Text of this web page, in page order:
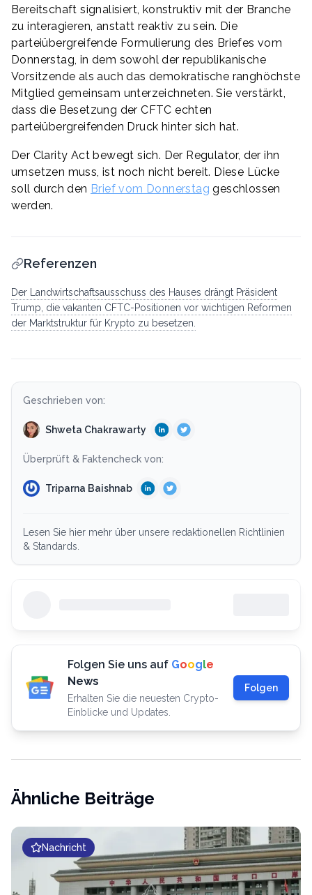
Bereitschaft signalisiert, konstruktiv mit der Branche
zu interagieren, anstatt reaktiv zu sein. Die
parteiübergreifende Formulierung des Briefes vom
Donnerstag, in dem sowohl der republikanische
Vorsitzende als auch das demokratische ranghöchste
Mitglied gemeinsam unterzeichneten. Sie verstärkt,
dass die Besetzung der CFTC echten
parteiübergreifenden Druck hinter sich hat.
Der Clarity Act bewegt sich. Der Regulator, der ihn
umsetzen muss, ist noch nicht bereit. Diese Lücke
soll durch den Brief vom Donnerstag geschlossen
werden.
Referenzen
Der Landwirtschaftsausschuss des Hauses drängt Präsident
Trump, die vakanten CFTC-Positionen vor wichtigen Reformen
der Marktstruktur für Krypto zu besetzen.
Geschrieben von:
Shweta Chakrawarty
Überprüft & Faktencheck von:
Triparna Baishnab
Lesen Sie hier mehr über unsere redaktionellen Richtlinien
& Standards.
Folgen Sie uns auf Google
News
Erhalten Sie die neuesten Crypto-
Einblicke und Updates.
Folgen
Ähnliche Beiträge
Nachricht